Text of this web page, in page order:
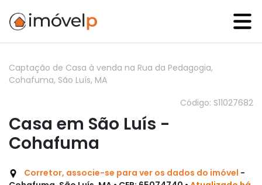
Captação de Casa à venda na Rua da Pedagogia,
Cohafuma, São Luís, MA
Código: S11027682
Casa em São Luís -
Cohafuma
Corretor, associe-se para ver os dados do imóvel -